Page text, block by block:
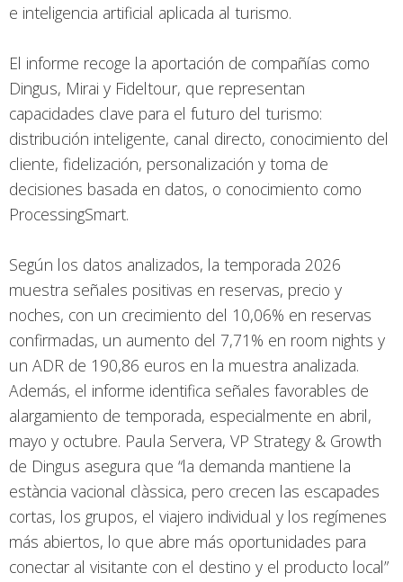
e inteligencia artificial aplicada al turismo.
El informe recoge la aportación de compañías como
Dingus, Mirai y Fideltour, que representan
capacidades clave para el futuro del turismo:
distribución inteligente, canal directo, conocimiento del
cliente, fidelización, personalización y toma de
decisiones basada en datos, o conocimiento como
ProcessingSmart.
Según los datos analizados, la temporada 2026
muestra señales positivas en reservas, precio y
noches, con un crecimiento del 10,06% en reservas
confirmadas, un aumento del 7,71% en room nights y
un ADR de 190,86 euros en la muestra analizada.
Además, el informe identifica señales favorables de
alargamiento de temporada, especialmente en abril,
mayo y octubre. Paula Servera, VP Strategy & Growth
de Dingus asegura que “la demanda mantiene la
estància vacional clàssica, pero crecen las escapades
cortas, los grupos, el viajero individual y los regímenes
más abiertos, lo que abre más oportunidades para
conectar al visitante con el destino y el producto local”